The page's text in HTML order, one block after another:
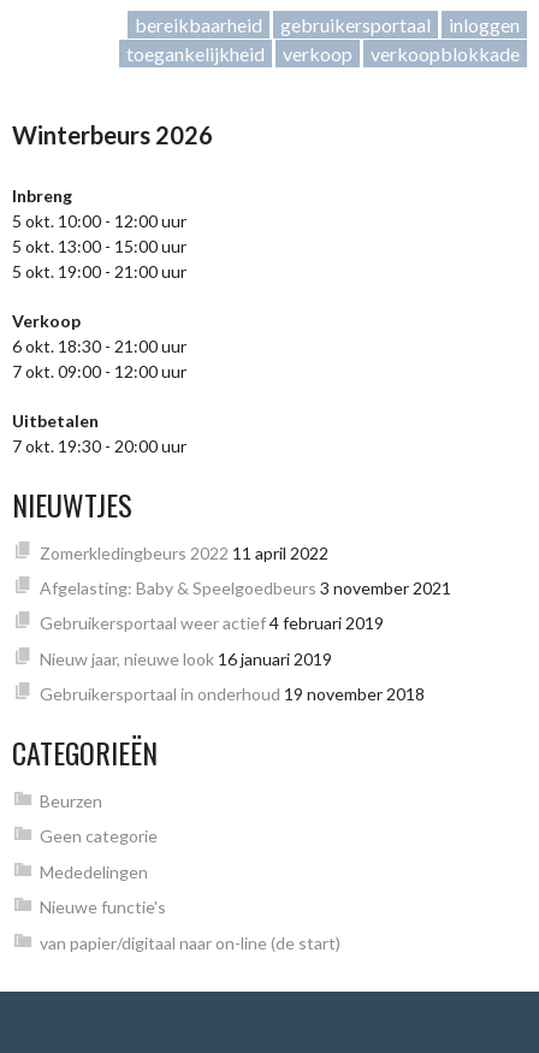
bereikbaarheid gebruikersportaal
inloggen
toegankelijkheid
verkoop verkoopblokkade
Winterbeurs 2026
Inbreng
5 okt. 10:00 - 12:00 uur
5 okt. 13:00 - 15:00 uur
5 okt. 19:00 - 21:00 uur
Verkoop
6 okt. 18:30 - 21:00 uur
7 okt. 09:00 - 12:00 uur
Uitbetalen
7 okt. 19:30 - 20:00 uur
NIEUWTJES
Zomerkledingbeurs 2022 11 april 2022
Afgelasting: Baby & Speelgoedbeurs 3 november 2021
Gebruikersportaal weer actief4 februari 2019
Nieuw jaar, nieuwe look 16 januari 2019
Gebruikersportaal in onderhoud 19 november 2018
CATEGORIEËN
Beurzen
Geen categorie
Mededelingen
Nieuwe functie's
van papier/digitaal naar on-line (de start)